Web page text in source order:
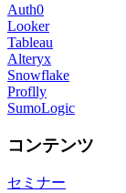
Auth0
Looker
Tableau
Alteryx
Snowflake
Proflly
SumoLogic
コンテンツ
セミナー